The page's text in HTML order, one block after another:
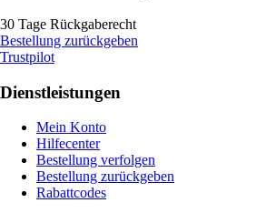
30 Tage Rückgaberecht
Bestellung zurückgeben
Trustpilot
Dienstleistungen
Mein Konto
Hilfecenter
Bestellung verfolgen
Bestellung zurückgeben
Rabattcodes